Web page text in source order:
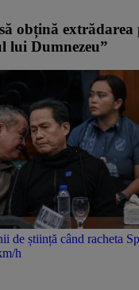
obțină
lui Dumnezeu”
de știință când racheta
h